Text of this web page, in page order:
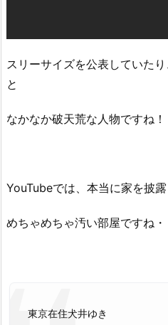
スリーサイズを公表していた
と
なかなか破天荒な人物ですね！
YouTubeでは、本当に家を披
めちゃめちゃ汚い部屋ですね・
東京在住犬井ゆき